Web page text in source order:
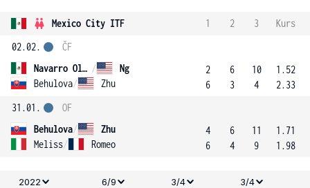
Mexico City ITF 1 2 3
Kurs
02.02.
Navarro Oliva /
Ng
Behulova/ Zhu
ČF
2
6
6
3
10
4
1.52
2.33
31.01.
Behulova/
Zhu
Meliss/ Romeo
OF
4
6
6
4
11
9
1.71
1.98
2022 6/9 3/4
3/4